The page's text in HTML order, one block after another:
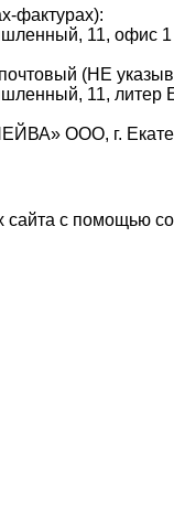
фактурах):
11, офис 1
(НЕ
11, литер
ООО, г.
сайта с помощью